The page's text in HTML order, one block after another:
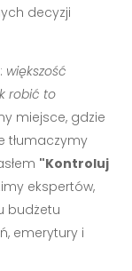
decyzji
większość
robić to
miejsce, gdzie
tłumaczymy
"Kontroluj
ekspertów,
budżetu
emerytury i